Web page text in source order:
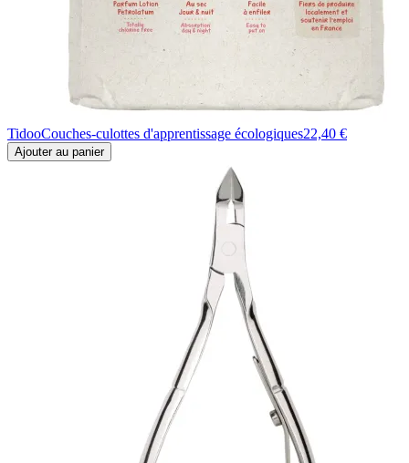
TidooCouches-culottes d'apprentissage écologiques22,40 €
Ajouter au panier